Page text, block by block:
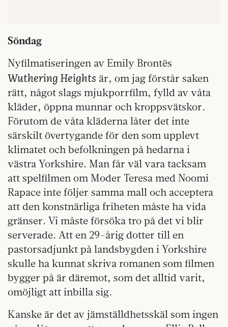
Söndag
Nyfilmatiseringen av Emily Brontës
Wuthering Heights är, om jag förstår saken
rätt, något slags mjukporrfilm, fylld av våta
kläder, öppna munnar och kroppsvätskor.
Förutom de våta kläderna låter det inte
särskilt övertygande för den som upplevt
klimatet och befolkningen på hedarna i
västra Yorkshire. Man får väl vara tacksam
att spelfilmen om Moder Teresa med Noomi
Rapace inte följer samma mall och acceptera
att den konstnärliga friheten måste ha vida
gränser. Vi måste försöka tro på det vi blir
serverade. Att en 29-årig dotter till en
pastorsadjunkt på landsbygden i Yorkshire
skulle ha kunnat skriva romanen som filmen
bygger på är däremot, som det alltid varit,
omöjligt att inbilla sig.
Kanske är det av jämställdhetsskäl som ingen